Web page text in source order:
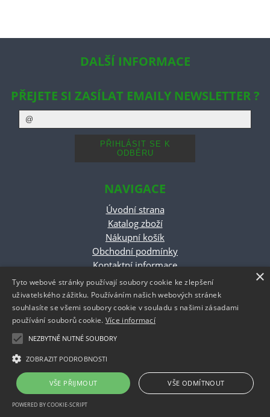
DALŠÍ INFORMACE
PŘEJETE SI ZASÍLAT EMAILY NEWSLETTER ?
NAVIGACE
Úvodní strana
Katalog zboží
Nákupní košík
Obchodní podmínky
Kontaktní informace
odstoupeni od smlouvy
ESHOP PROVOZUJE
Roman Černý
Copyright © www.rajobalek.cz provozováno na systému
shopuaoptimalizace e-shopu
×
Tyto webové stránky používají soubory cookie ke zlepšení
uživatelského zážitku. Používáním našich webových stránek
souhlasíte se všemi soubory cookie v souladu s našimi zásadami
používání souborů cookie. Více informací
NEZBYTNĚ NUTNÉ SOUBORY
ZOBRAZIT PODROBNOSTI
VŠE PŘIJMOUT VŠE ODMÍTNOUT
POWERED BY COOKIE-SCRIPT